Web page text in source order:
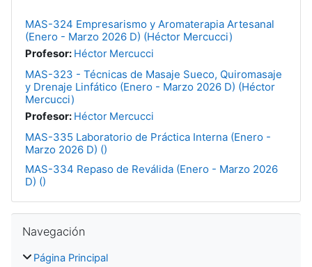
MAS-324 Empresarismo y Aromaterapia Artesanal
(Enero - Marzo 2026 D) (Héctor Mercucci)
Profesor: Héctor Mercucci
MAS-323 - Técnicas de Masaje Sueco, Quiromasaje
y Drenaje Linfático (Enero - Marzo 2026 D) (Héctor
Mercucci)
Profesor: Héctor Mercucci
MAS-335 Laboratorio de Práctica Interna (Enero -
Marzo 2026 D) ()
MAS-334 Repaso de Reválida (Enero - Marzo 2026
D) ()
Navegación
Página Principal